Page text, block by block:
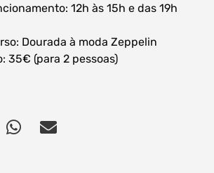
12h às 15h e das 19h
Dourada à moda Zeppelin
35€ (para 2 pessoas)